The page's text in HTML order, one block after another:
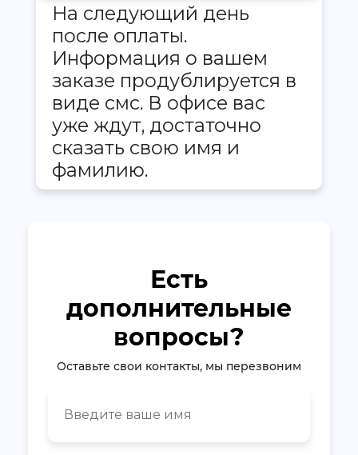
На следующий день
после оплаты.
Информация о вашем
заказе продублируется в
виде смс. В офисе вас
уже ждут, достаточно
сказать свою имя и
фамилию.
Есть
дополнительные
вопросы?
Оставьте свои контакты, мы перезвоним